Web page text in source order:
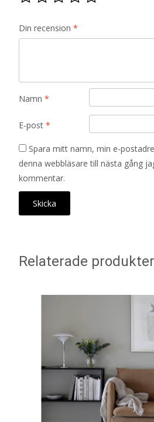
Din recension *
Namn *
E-post *
Spara mitt namn, min e-
denna webbläsare till nästa gång
kommentar.
Relaterade produkter